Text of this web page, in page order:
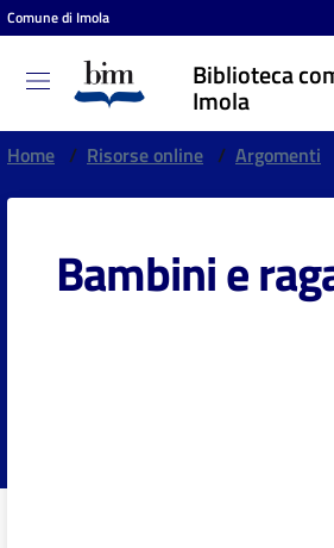
Vai al contenuto
Vai alla navigazione
Vai al footer
Comune di Imola
Biblioteca
Imola
Biblioteca
comunale
di Imola
Entra
Home / Risorse online / Argomenti
Bambini e